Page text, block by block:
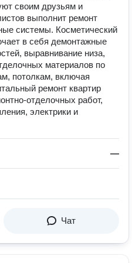
своим друзьям и
выполнит ремонт
системы. Косметический
в себя демонтажные
выравнивание низа,
материалов по
потолкам, включая
ремонт квартир
отделочных работ,
электрики и
—
Чат